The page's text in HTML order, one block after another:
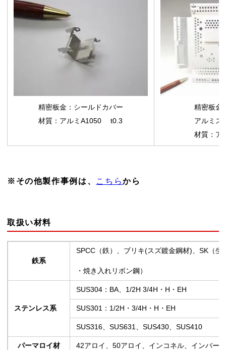
精密板金：シールドカバー
材質：アルミA1050 t0.3
精密板金
アルミス
材質：
※その他製作事例は、 こちらから
取扱い材料
鉄系
SPCC（鉄）、ブリキ(スズ鍍金鋼材)、SK（生
・焼き入れリボン鋼）
ステンレス系
SUS304：BA、1/2H 3/4H・H・EH
SUS301：1/2H・3/4H・H・EH
SUS316、SUS631、SUS430、SUS410
パーマロイ材 42アロイ、50アロイ、インコネル、インバー